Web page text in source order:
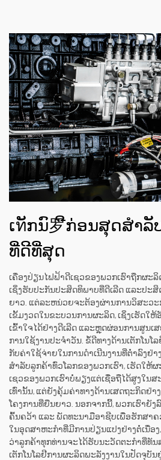
ເทັກນົ罗ີກ່ອນສຸດສຳລັ
ທີ່ດີທີ່ສຸດ
ເຄື່ອງປ່ຽນໄຟຟ້າດີເຊວຂອງພວກເຮົາຖືກຜະ
ເຊິ່ງຮັບປະກັນປະສິດທິພາບທີ່ດີເລີດ ແລະປະ
ຍາວ. ແຕ່ລະຫນ່ວຍຈະຕ້ອງຜ່ານການວິສະວ
ເຂັ້ມງວດໃນຂະບວນການຜະລິດ, ເຊິ່ງເຮັດໃ
ເຂົ້າໃຈໄດ້ຢ່າງດີເລີດ ແລະຫຼຸດຜ່ອນການສູນເ
ການໃຊ້ງານປະຈຳວັນ. ຂໍ້ດີທາງດ້ານເຕັກໂນໂ
ກັບຄ່າໃຊ້ຈ່າຍໃນການດຳເນີນງານທີ່ຕ່ຳລົງຢ່
ສຳລັບລູກຄ້າທົ່ວໂລກຂອງພວກເຮົາ, ເຮັດໃຫ້
ເຊວຂອງພວກເຮົາບໍ່ພຽງແຕ່ເຊື່ອຖືໄດ້ສູງໃນ
ເທົ່ານັ້ນ, ແຕ່ຍັງຄຸ້ມຄ່າທາງດ້ານເສດຖະກິດຢ່າ
ໂຄງການທີ່ຍືນຍາວ. ນອກຈາກນີ້, ພວກເຮົາຍັງ
ຄົ້ນຄວ້າ ແລະ ພັດທະນາມືອາຊີບເພື່ອຮັກສາຄ
ໃນອຸດສາຫະກຳທີ່ມີການປ່ຽນແປງຢ່າງຕໍ່ເນື່ອ
ວ່າລູກຄ້າທຸກທ່ານຈະໄດ້ຮັບນະວັດຕະກຳທີ່ທັ
ເຕັກໂນໂລຢີການຜະລິດພະລັງງານໃນປັດຈຸບັນ